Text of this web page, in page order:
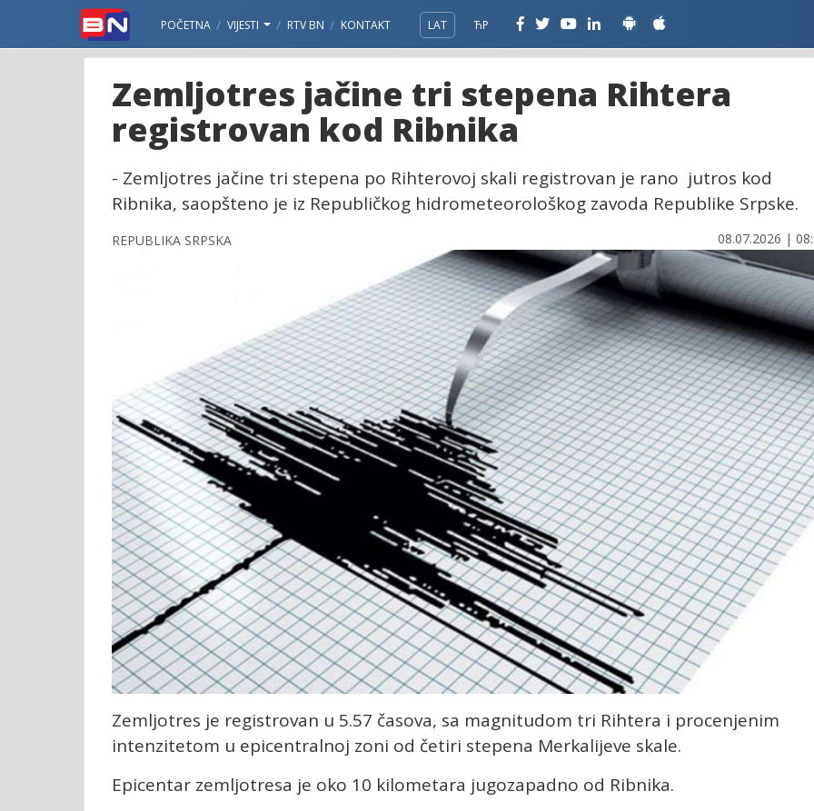
POČETNA VIJESTI RTV BN KONTAKT LAT ЋР
Zemljotres jačine tri stepena Rihtera
registrovan kod Ribnika
- Zemljotres jačine tri stepena po Rihterovoj skali registrovan je rano jutros kod
Ribnika, saopšteno je iz Republičkog hidrometeorološkog zavoda Republike Srpske.
REPUBLIKA SRPSKA 08.07.2026 |
Zemljotres je registrovan u 5.57 časova, sa magnitudom tri Rihtera i procenjenim
intenzitetom u epicentralnoj zoni od četiri stepena Merkalijeve skale.
Epicentar zemljotresa je oko 10 kilometara jugozapadno od Ribnika.